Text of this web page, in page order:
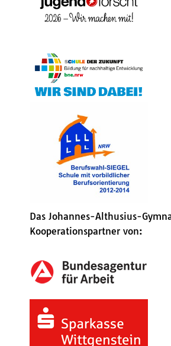
Das Johannes-Althusius-
Kooperationspartner von: